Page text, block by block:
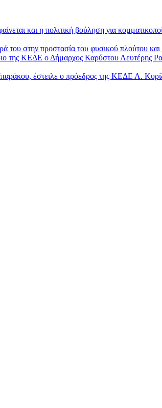
και η πολιτική βούληση για
στην προστασία του φυσικού πλούτου και
της ΚΕΔΕ ο Δήμαρχος Καρύστου Λευτέρης
έστειλε ο πρόεδρος της ΚΕΔΕ Λ.